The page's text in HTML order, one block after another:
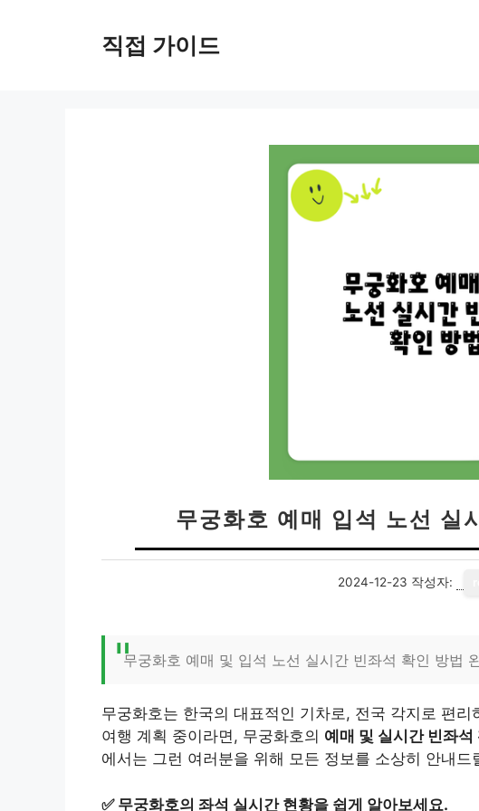
직접 가이드
무궁화호 예매 입석 노선 실
2024-12-23 작성자:
무궁화호 예매 및 입석 노선 실시간 빈좌석 확인 방법
무궁화호는 한국의 대표적인 기차로, 전국 각지로 편
여행 계획 중이라면, 무궁화호의 예매 및 실시간 빈좌석
에서는 그런 여러분을 위해 모든 정보를 소상히 안내드
✅ 무궁화호의 좌석 실시간 현황을 쉽게 알아보세요.